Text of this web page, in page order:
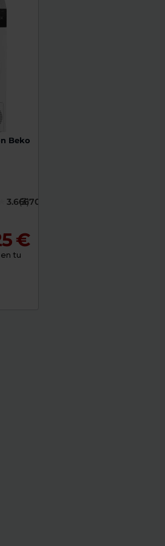
Beko
3.6667000
(3)
€
tu